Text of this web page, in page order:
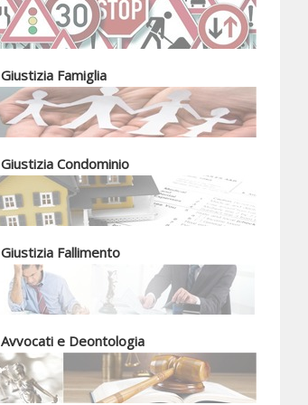
Giustizia Famiglia
Giustizia Condominio
Giustizia Fallimento
Avvocati e Deontologia